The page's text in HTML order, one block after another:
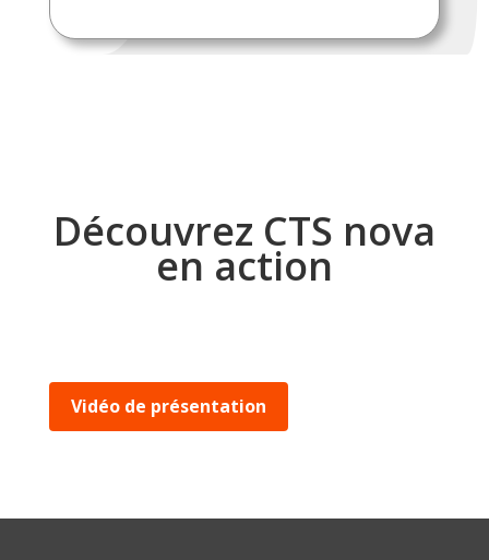
Découvrez CTS nova
en action
Vidéo de présentation